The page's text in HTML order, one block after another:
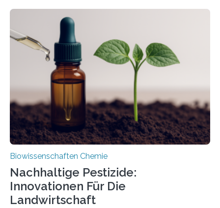
Region Kachin in Myanmar und hat sich in
ausgezeichnetem Zustand erhalten. Es konnte als neue
Art einer neuen Gattung beschrieben werden und trägt
nun den Namen Cretosabethes primaevus. Dieser erste
fossile Nachweis einer Stechmückenlarve in Bernstein
stellt gleichzeitig den ersten Fossilfund einer
Mückenlarve aus dem Mesozoikum dar, denn…
Biowissenschaften Chemie
Nachhaltige Pestizide:
Innovationen Für Die
Landwirtschaft